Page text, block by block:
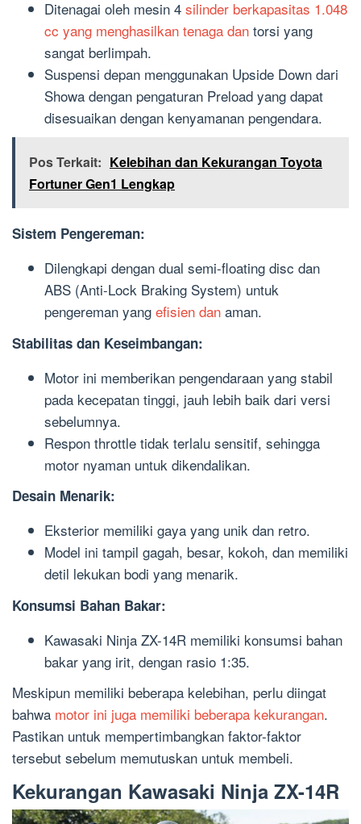
Ditenagai oleh mesin 4 silinder berkapasitas 1.048
cc yang menghasilkan tenaga dan torsi yang
sangat berlimpah.
Suspensi depan menggunakan Upside Down dari
Showa dengan pengaturan Preload yang dapat
disesuaikan dengan kenyamanan pengendara.
Pos Terkait: Kelebihan dan Kekurangan Toyota
Fortuner Gen1 Lengkap
Sistem Pengereman:
Dilengkapi dengan dual semi-floating disc dan
ABS (Anti-Lock Braking System) untuk
pengereman yang efisien dan aman.
Stabilitas dan Keseimbangan:
Motor ini memberikan pengendaraan yang stabil
pada kecepatan tinggi, jauh lebih baik dari versi
sebelumnya.
Respon throttle tidak terlalu sensitif, sehingga
motor nyaman untuk dikendalikan.
Desain Menarik:
Eksterior memiliki gaya yang unik dan retro.
Model ini tampil gagah, besar, kokoh, dan memiliki
detil lekukan bodi yang menarik.
Konsumsi Bahan Bakar:
Kawasaki Ninja ZX-14R memiliki konsumsi bahan
bakar yang irit, dengan rasio 1:35.
Meskipun memiliki beberapa kelebihan, perlu diingat
bahwa motor ini juga memiliki beberapa kekurangan.
Pastikan untuk mempertimbangkan faktor-faktor
tersebut sebelum memutuskan untuk membeli.
Kekurangan Kawasaki Ninja ZX-14R